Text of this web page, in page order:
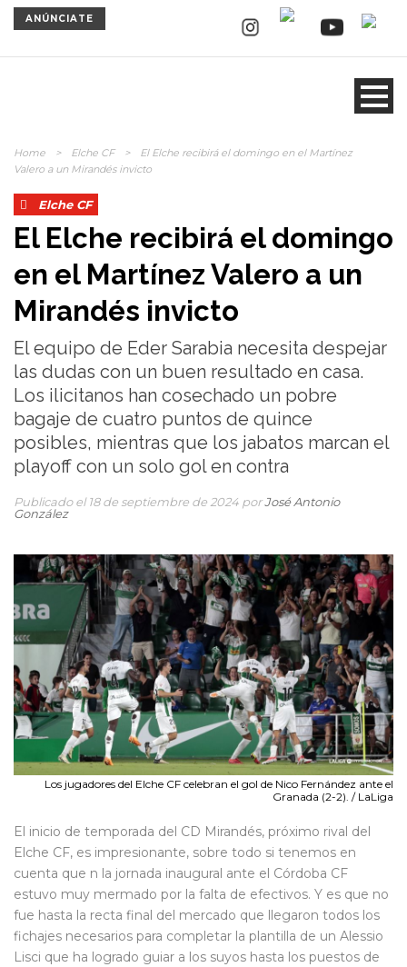
ANÚNCIATE
Home > Elche CF >
El Elche recibirá el domingo en el Martínez
Valero a un Mirandés invicto
Elche CF
El Elche recibirá el domingo
en el Martínez Valero a un
Mirandés invicto
El equipo de Eder Sarabia necesita despejar
las dudas con un buen resultado en casa.
Los ilicitanos han cosechado un pobre
bagaje de cuatro puntos de quince
posibles, mientras que los jabatos marcan el
playoff con un solo gol en contra
Publicado el 18 de septiembre de 2024 porJosé Antonio
González
Los jugadores del Elche CF celebran el gol de Nico Fernández ante el
Granada (2-2). / LaLiga
El inicio de temporada del CD Mirandés, próximo rival del
Elche CF, es impresionante, sobre todo si tenemos en
cuenta que n la jornada inaugural ante el Córdoba CF
estuvo muy mermado por la falta de efectivos. Y es que no
fue hasta la recta final del mercado que llegaron todos los
fichajes necesarios para completar la plantilla de un Alessio
Lisci que ha logrado guiar a los suyos hasta los puestos de